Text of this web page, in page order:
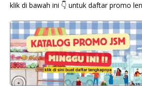
klik di bawah ini 👇 untuk daftar promo